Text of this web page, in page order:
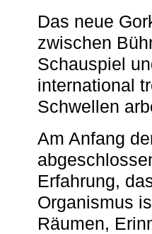
Das neue
zwischen
Schauspiel
international
Schwellen
Am Anfang
Erfahrung,
Organismus
Räumen,